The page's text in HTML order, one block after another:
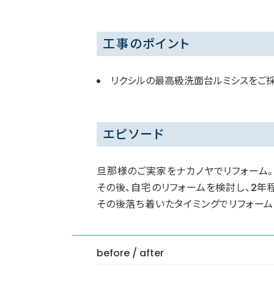
工事のポイント
リクシルの最高級洗面台ルミシスをご
エピソード
旦那様のご実家をナカノヤでリフォーム。
その後、自宅のリフォームを検討し、2
その後落ち着いたタイミングでリフォー
before / after